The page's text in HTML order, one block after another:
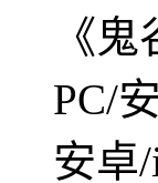
《
PC/
安卓